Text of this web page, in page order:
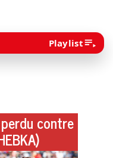
Playlist
contre